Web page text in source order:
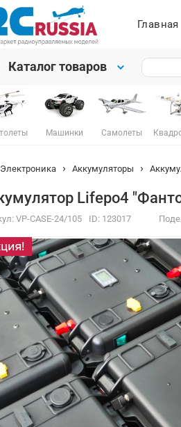
Главная
Каталог товаров
Машинки Самолеты
Электроника Аккумуляторы
Lifepo4
VP-CASE-24/105 ID: 123017